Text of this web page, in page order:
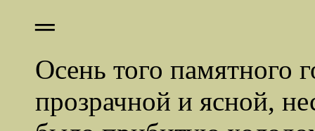
═
Осень того памятного
прозрачной и ясной,